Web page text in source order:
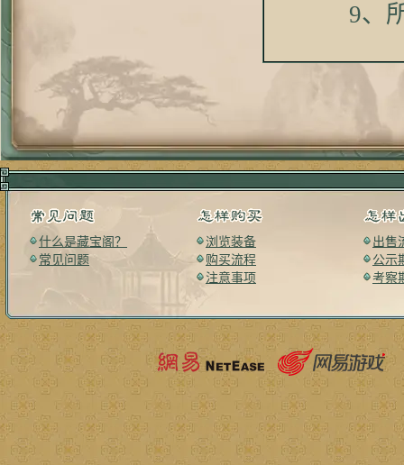
9、所
什么是藏宝阁？
常见问题
浏览装备
购买流程
注意事项
出售
公示
考察